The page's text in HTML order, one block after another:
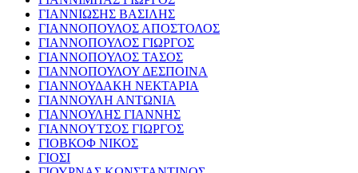
ΓΙΑΝΝΙΩΣΗΣ ΒΑΣΙΛΗΣ
ΓΙΑΝΝΟΠΟΥΛΟΣ ΑΠΟΣΤΟΛΟΣ
ΓΙΑΝΝΟΠΟΥΛΟΣ ΓΙΩΡΓΟΣ
ΓΙΑΝΝΟΠΟΥΛΟΣ ΤΑΣΟΣ
ΓΙΑΝΝΟΠΟΥΛΟΥ ΔΕΣΠΟΙΝΑ
ΓΙΑΝΝΟΥΔΑΚΗ ΝΕΚΤΑΡΙΑ
ΓΙΑΝΝΟΥΛΗ ΑΝΤΩΝΙΑ
ΓΙΑΝΝΟΥΛΗΣ ΓΙΑΝΝΗΣ
ΓΙΑΝΝΟΥΤΣΟΣ ΓΙΩΡΓΟΣ
ΓΙΟΒΚΟΦ ΝΙΚΟΣ
ΓΙΟΣΙ